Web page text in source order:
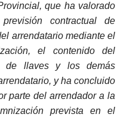
que ha valorado
contractual de
arrendatario mediante el
el contenido del
de llaves y los demás
y ha concluido
parte del arrendador a la
prevista en el